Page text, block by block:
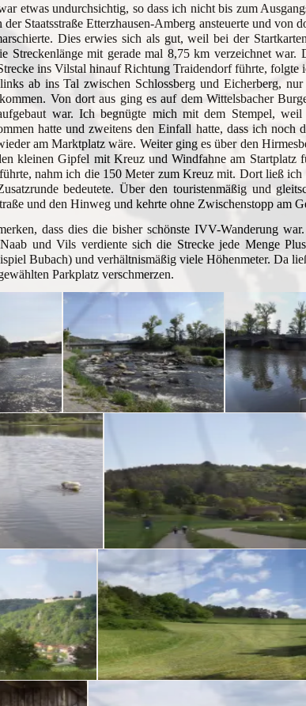
etwas undurchsichtig, so dass ich nicht bis zum
Staatsstraße Etterzhausen-Amberg ansteuerte und von
Dies erwies sich als gut, weil bei der
Streckenlänge mit gerade mal 8,75 km verzeichnet war.
ins Vilstal hinauf Richtung Traidendorf führte, folgte
ab ins Tal zwischen Schlossberg und Eicherberg,
Von dort aus ging es auf dem Wittelsbacher
war. Ich begnügte mich mit dem Stempel,
hatte und zweitens den Einfall hatte, dass ich noch
am Marktplatz wäre. Weiter ging es über den
kleinen Gipfel mit Kreuz und Windfahne am Startplatz
nahm ich die 150 Meter zum Kreuz mit. Dort ließ
bedeutete. Über den touristenmäßig und
und den Hinweg und kehrte ohne Zwischenstopp am
dass dies die bisher schönste IVV-Wanderung
und Vils verdiente sich die Strecke jede Menge
Bubach) und verhältnismäßig viele Höhenmeter. Da
Parkplatz verschmerzen.